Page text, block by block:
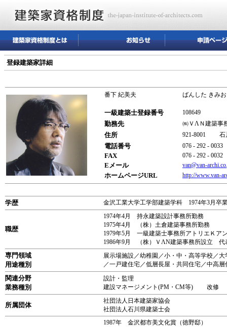
登録建築家詳細
番下 紀美夫 ばんした きみお
一級建築士登録番号 108649
勤務先 ㈱ＶΛＮ建築事
住所 921-8001 石
電話番号 076 - 292 - 0033
FAX 076 - 292 - 0032
Eメール van@van-
ホームページURL http://www.van-
学歴 金沢工業大学工学部建築学科 1974年3月卒
職歴
1974年4月 持永建築設計事務所勤務
1975年4月 （株）土倉建築事務所勤務
1979年5月 一級建築士事務所アトリエＫア
1986年9月 （株）ＶΛΝ建築事務所設立 代
専門領域
用途種別
展示場施設／幼稚園／小・中・高等学校／
／一戸建住宅／低層長屋・共同住宅／中高
関連分野
業務種別
設計・監理
建設マネージメント(PM・CM等) 改
所属団体
社団法人日本建築家協会
社団法人石川県建築士会
1987年 金沢都市美文化賞（徳野邸）